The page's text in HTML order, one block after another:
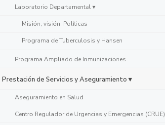
Laboratorio Departamental ▾
Misión, visión, Políticas
Programa de Tuberculosis y Hansen
Programa Ampliado de Inmunizaciones
Prestación de Servicios y Aseguramiento ▾
Aseguramiento en Salud
Centro Regulador de Urgencias y Emergencias (CRUE)